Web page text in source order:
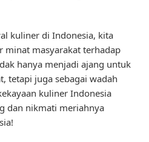
kuliner di Indonesia, kita
minat masyarakat terhadap
hanya menjadi ajang untuk
tetapi juga sebagai wadah
kuliner Indonesia
dan nikmati meriahnya